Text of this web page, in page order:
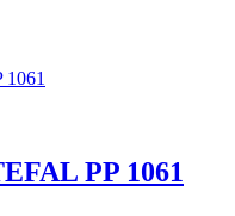
PP 1061